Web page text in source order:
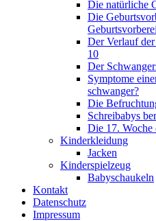
Die natürliche
Die
Der Verlauf
10
Der
Symptome
schwanger?
Die
Schreibabys
Die 17. Woche
Kinderkleidung
Jacken
Kinderspielzeug
Babyschaukeln
Kontakt
Datenschutz
Impressum